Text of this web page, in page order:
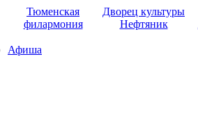
Тюменская
филармония
Дворец культуры
Нефтяник
Афиша